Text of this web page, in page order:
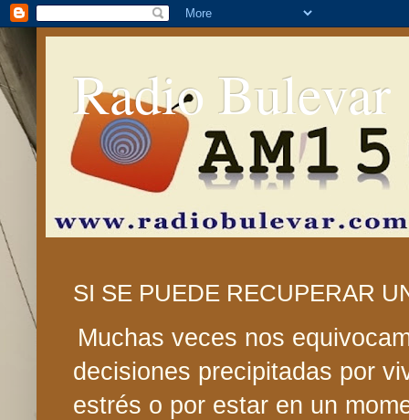
Radio Bulevar
SI SE PUEDE RECUPERAR
Muchas veces nos
decisiones precipitadas por
estrés o por estar en un